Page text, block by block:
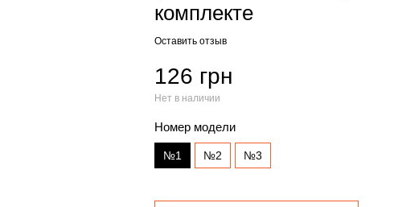
комплекте
Оставить отзыв
126 грн
Нет в наличии
Номер модели
№1 №2 №3